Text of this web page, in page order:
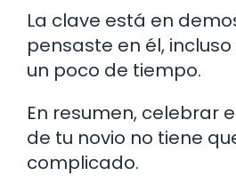
La clave está en
pensaste en él,
un poco de tiempo.
En resumen, celebrar
de tu novio no tiene
complicado.